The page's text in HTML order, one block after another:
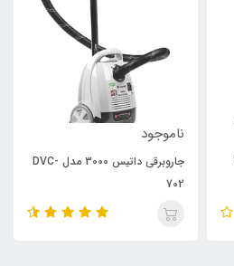
ناموجود
جاروبرقی داتیس 3000 مدل DVC-
702